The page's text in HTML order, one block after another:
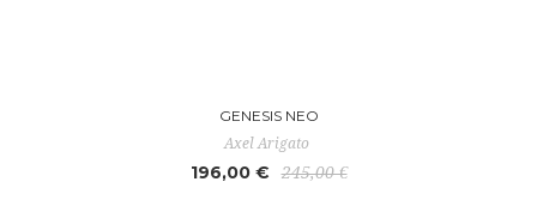
GENESIS NEO
Axel Arigato
196,00 € 245,00 €